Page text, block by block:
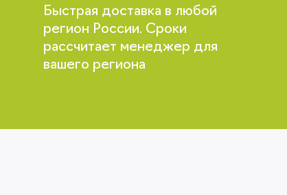
Быстрая доставка в любой
регион России. Сроки
рассчитает менеджер для
вашего региона